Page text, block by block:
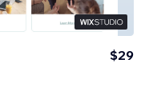
$29